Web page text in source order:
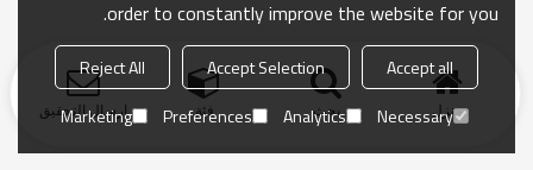
منزل بحث فئة ارسال التحقيق
order to constantly improve the website for you.
Accept all
Accept Selection
Reject All
Necessary
Analytics
Preferences
Marketing